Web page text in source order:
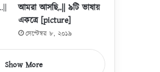
আমরা আসছি..|| ৯টি ভাষায়
একত্রে [picture]
সেপ্টেম্বর ৮, ২০১৯
Show More